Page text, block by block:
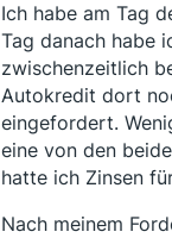
Ich habe am Tag
Tag danach habe
zwischenzeitlich
Autokredit dort
eingefordert.
eine von den
hatte ich Zinsen
Nach meinem